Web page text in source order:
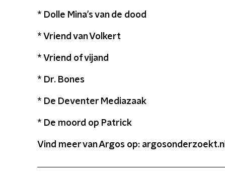
* Dolle Mina’s van de dood
* Vriend van Volkert
* Vriend of vijand
* Dr. Bones
* De Deventer Mediazaak
* De moord op Patrick
Vind meer van Argos op: argosonderzoekt.nl